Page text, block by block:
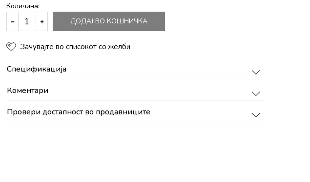
Количина:
ДОДАЈ ВО КОШНИЧКА
Зачувајте во списокот со желби
Спецификација
Коментари
Провери достапност во продавниците